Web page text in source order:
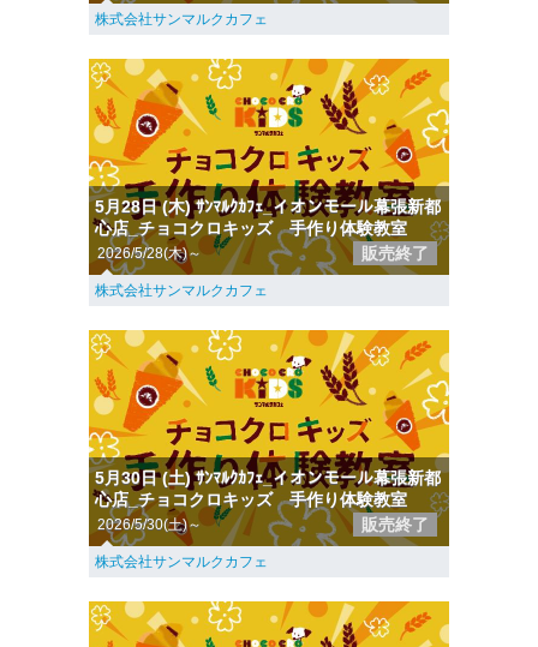
株式会社サンマルクカフェ
5月28日 (木) ｻﾝﾏﾙｸｶﾌｪ_イオンモール幕張新都
心店_チョコクロキッズ 手作り体験教室
2026/5/28(木)～ 販売終了
株式会社サンマルクカフェ
5月30日 (土) ｻﾝﾏﾙｸｶﾌｪ_イオンモール幕張新都
心店_チョコクロキッズ 手作り体験教室
2026/5/30(土)～ 販売終了
株式会社サンマルクカフェ